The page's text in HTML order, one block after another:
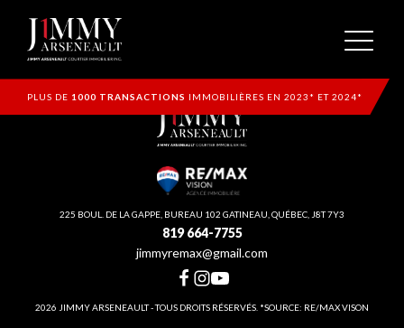
PLUS DE 1000 TRANSACTIONS IMMOBILIÈRES EN 2023* ET 2024*
225 BOUL. DE LA GAPPE, BUREAU 102 GATINEAU, QUÉBEC, J8T 7Y3
819 664-7755
jimmyremax@gmail.com
2026 JIMMY ARSENEAULT - TOUS DROITS RÉSERVÉS. *SOURCE: RE/MAX VISON